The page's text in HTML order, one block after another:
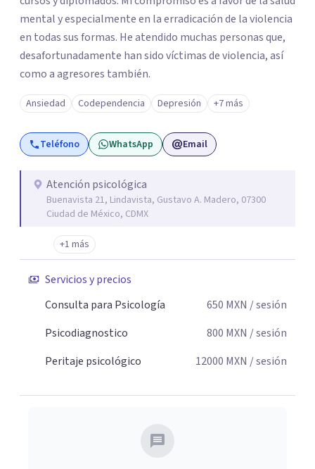
mental y especialmente en la erradicación de la violencia
en todas sus formas. He atendido muchas personas que,
desafortunadamente han sido víctimas de violencia, así
como a agresores también.
Ansiedad Codependencia Depresión +7 más
Teléfono WhatsApp Email
Atención psicológica
Buenavista 21, Lindavista, Gustavo A. Madero, 07300
Ciudad de México, CDMX
+1 más
Servicios y precios
Consulta para Psicología
650 MXN / sesión
Psicodiagnostico
800 MXN / sesión
Peritaje psicológico
12000 MXN / sesión